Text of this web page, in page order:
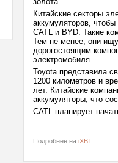
Китайские секторы
аккумуляторов,
CATL и BYD. Такие
Тем не менее, они
дорогостоящим
электромобиля.
Toyota представила
1200 километров и
лет. Китайские
аккумуляторы, что
CATL планирует
Подробнее на iXBT